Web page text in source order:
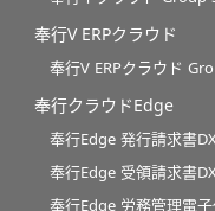
奉行V ERPクラウド
奉行V ERPクラウド
奉行クラウドEdge
奉行Edge 発行請求書
奉行Edge 受領請求書
奉行Edge 労務管理電子